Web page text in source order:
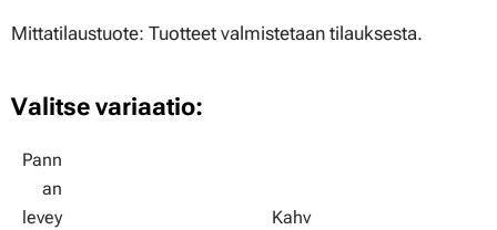
Mittatilaustuote: Tuotteet valmistetaan tilauksesta.
Valitse variaatio:
Pann
an
levey
Kahv